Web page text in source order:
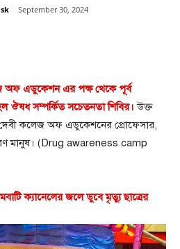
September 30, 2024
অফ এডুকেশন এর পক্ষ থেকে পূর্ব
ঔষধ সম্পর্কিত সচেতনতা শিবির। উক্ত
দেবী কলেজ অফ এডুকেশনের প্রোফেসার,
মানুষ। (Drug awareness camp
ক্যানেলের জলে ডুবে মৃত্যু ছাত্রের